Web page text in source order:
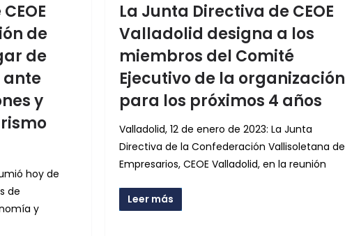
de
de
ante
y
hoy de
de
y
La Junta Directiva de CEOE
Valladolid designa a los
miembros del Comité
Ejecutivo de la organización
para los próximos 4 años
Valladolid, 12 de enero de 2023: La Junta
Directiva de la Confederación Vallisoletana de
Empresarios, CEOE Valladolid, en la reunión
Leer más